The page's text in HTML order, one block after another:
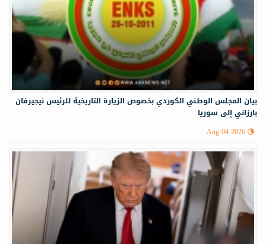
‏‏بيان المجلس الوطني الكوردي بخصوص الزيارة التاريخية للرئيس نيجيرفان
بارزاني إلى سوريا
Aug 04 2026